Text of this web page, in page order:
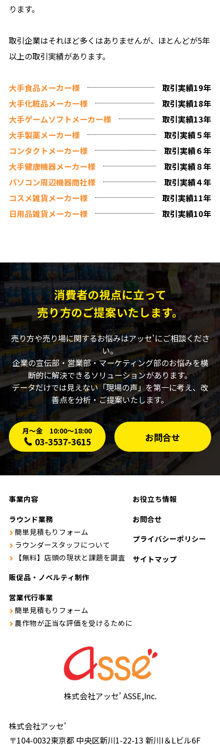
ります。
取引企業はそれほど多くはありませんが、ほとんどが5年
以上の取引実績があります。
大手食品メーカー様
取引実績19年
大手化粧品メーカー様
取引実績18年
大手ゲームソフトメーカー様
取引実績13年
大手製薬メーカー様
取引実績５年
コンタクトメーカー様
取引実績６年
大手健康機器メーカー様
取引実績８年
パソコン周辺機器商社様
取引実績４年
コスメ雑貨メーカー様
取引実績11年
日用品雑貨メーカー様
取引実績10年
消費者の視点に立って
売り方のご提案いたします。
売り方や売り場に関するお悩みはアッセ'にご相談くださ
い。
企業の宣伝部・営業部・マーケティング部のお悩みを横
断的に解決できるソリューションがあります。
データだけでは見えない「現場の声」を第一に考え、改
善点を分析・ご提案いたします。
月〜金 10:00〜18:00
03-3537-3615 お問合せ
事業内容
ラウンド業務
簡単見積もりフォーム
ラウンダースタッフについて
【無料】店頭の現状と課題を調査
販促品・ノベルティ制作
営業代行事業
簡単見積もりフォーム
農作物が正当な評価を受けるために
お役立ち情報
お問合せ
プライバシーポリシー
サイトマップ
株式会社アッセ’ ASSE,Inc.
株式会社アッセ’
〒104-0032東京都 中央区新川1-22-13 新川I＆Lビル6F